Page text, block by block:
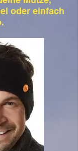
oder einfach
unsere Mützen
sich einfach mit
wechsels, so dass
hat.
schicken Bommeln
Taschen